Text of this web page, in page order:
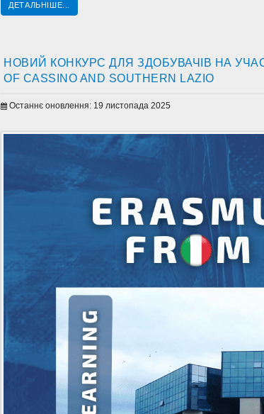
ДЕТАЛЬНІШЕ...
НОВИЙ КОНКУРС ДЛЯ ЗДОБУВАЧІВ НА
OF CASSINO AND SOUTHERN LAZIO
Останнє оновлення: 19 листопада 2025